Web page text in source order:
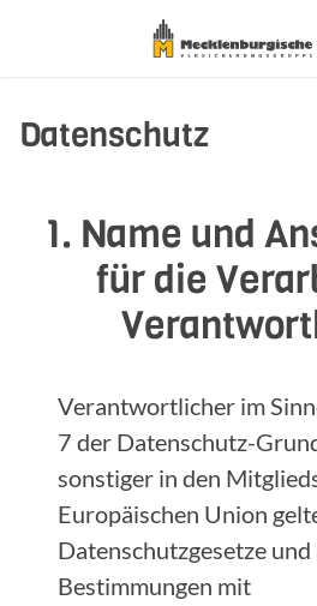
Datenschutz
1. Name und
für die
Verantwortlicher im
7 der Datenschutz-
sonstiger in den
Europäischen Union
Datenschutzgesetze
Bestimmungen mit